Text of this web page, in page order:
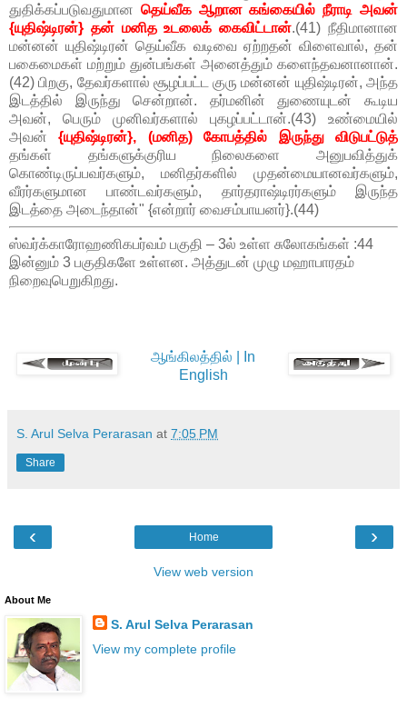
துதிக்கப்படுவதுமான தெய்வீக ஆறான கங்கையில் நீராடி அவன்
{யுதிஷ்டிரன்} தன் மனித உடலைக் கைவிட்டான்.(41) நீதிமானான
மன்னன் யுதிஷ்டிரன் தெய்வீக வடிவை ஏற்றதன் விளைவால், தன்
பகைமைகள் மற்றும் துன்பங்கள் அனைத்தும் களைந்தவனானான்.
(42) பிறகு, தேவர்களால் சூழப்பட்ட குரு மன்னன் யுதிஷ்டிரன், அந்த
இடத்தில் இருந்து சென்றான். தர்மனின் துணையுடன் கூடிய
அவன், பெரும் முனிவர்களால் புகழப்பட்டான்.(43) உண்மையில்
அவன்{யுதிஷ்டிரன்}, (மனித) கோபத்தில் இருந்து விடுபட்டுத்
தங்கள் தங்களுக்குரிய நிலைகளை அனுபவித்துக்
கொண்டிருப்பவர்களும், மனிதர்களில் முதன்மையானவர்களும்,
வீரர்களுமான பாண்டவர்களும், தார்தராஷ்டிரர்களும் இருந்த
இடத்தை அடைந்தான்" {என்றார் வைசம்பாயனர்}.(44)
ஸ்வர்க்காரோஹணிகபர்வம் பகுதி – 3ல் உள்ள சுலோகங்கள் :44
இன்னும் 3 பகுதிகளே உள்ளன. அத்துடன் முழு மஹாபாரதம்
நிறைவுபெறுகிறது.
ஆங்கிலத்தில் | In
English
S. Arul Selva Perarasan at 7:05 PM
Share
‹ ›
Home
View web version
About Me
S. Arul Selva Perarasan
View my complete profile